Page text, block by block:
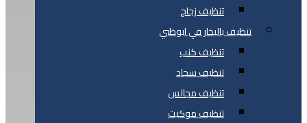
تنظيف زجاج
تنظيف بالبخار في ابوظبي
تنظيف كنب
تنظيف سجاد
تنظيف مجالس
تنظيف موكيت